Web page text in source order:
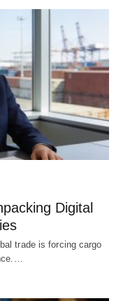
Digital
trade is forcing cargo